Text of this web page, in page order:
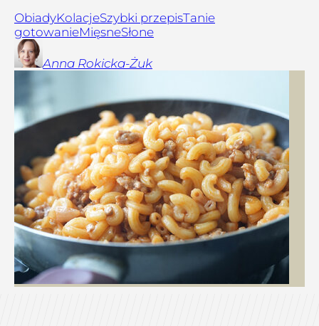
ObiadyKolacjeSzybki przepisTanie
gotowanieMięsneSłone
Anna Rokicka-Żuk